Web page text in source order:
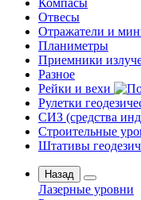
Компасы
Отвесы
Отражатели и
Планиметры
Приемники
Разное
Рейки и вехи
Рулетки
СИЗ (средства
Строительные
Штативы
Назад
Лазерные уровни